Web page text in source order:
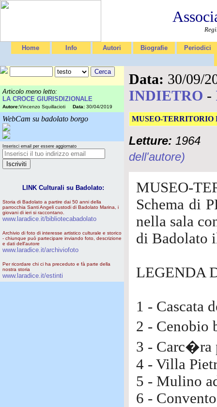
Home Info Autori Biografie Periodici
Articolo meno letto:
LA CROCE GIURISDIZIONALE
Autore:Vincenzo Squillacioti Data: 30/04/2019
WebCam su badolato borgo
Inserisci email per essere aggiornato
LINK Culturali su Badolato:
Storia di Badolato a partire dai 50 anni della
parrocchia Santi Angeli custodi di Badolato Marina, i
giovani di ieri si raccontano.
www.laradice.it/bibliotecabadolato
Archivio di foto di interesse artistico culturale e storico
- chiunque può partecipare inviando foto, descrizione
e dati dell'autore
www.laradice.it/archiviofoto
Per ricordare chi ci ha preceduto e fà parte della
nostra storia
www.laradice.it/estinti
Data: 30/09/
INDIETRO -
MUSEO-TERRITORIO
Letture: 1964
dell'autore)
MUSEO-
Schema di
nella sala
di Badolato
LEGENDA
1 - Cascata
2 - Cenobio
3 - Carc�ra
4 - Villa
5 - Mulino
6 -